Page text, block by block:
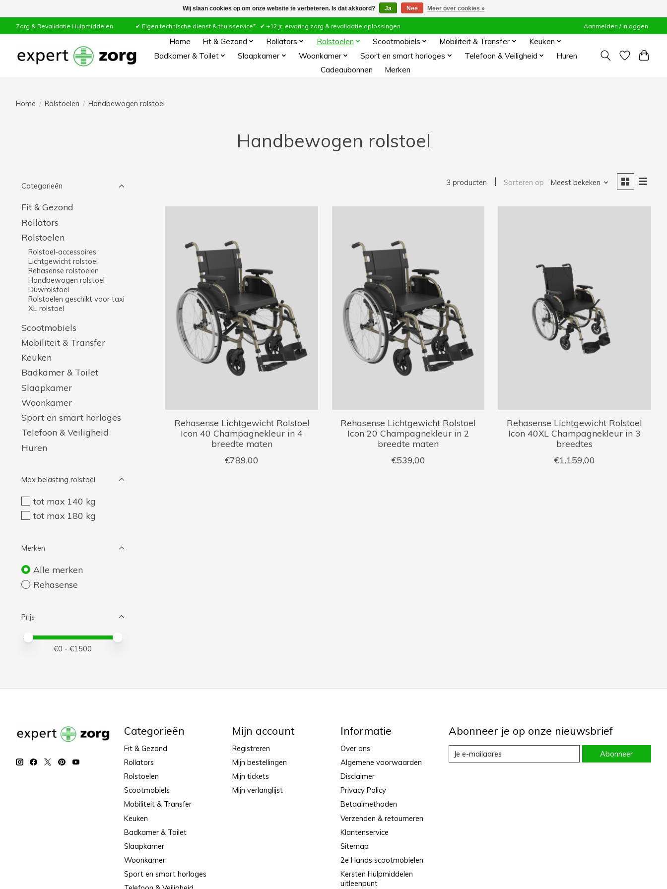
Zorg & Revalidatie Hulpmiddelen ✔ Eigen technische dienst & thuisservice* ✔ +12 jr. ervaring zorg & revalidatie oplossingen Aanmelden / Inloggen
Home Fit & Gezond Rollators Rolstoelen Scootmobiels Mobiliteit & Transfer
Keuken
Badkamer & Toilet
Slaapkamer Woonkamer Sport en smart horloges Telefoon & Veiligheid
Huren
Cadeaubonnen
Merken
Home / Rolstoelen / Handbewogen rolstoel
Handbewogen rolstoel
Categorieën
Fit & Gezond
Rollators
Rolstoelen
Rolstoel-accessoires
Lichtgewicht rolstoel
Rehasense rolstoelen
Handbewogen rolstoel
Duwrolstoel
Rolstoelen geschikt voor taxi
XL rolstoel
Scootmobiels
Mobiliteit & Transfer
Keuken
Badkamer & Toilet
Slaapkamer
Woonkamer
Sport en smart horloges
Telefoon & Veiligheid
Huren
Max belasting rolstoel
tot max 140 kg
tot max 180 kg
Merken
Alle merken
Rehasense
Prijs
Minimale prijswaarde
Price maximum value
€0 - €1500
3 producten Sorteren op Meest bekeken
Rehasense Lichtgewicht Rolstoel
Icon 40 Champagnekleur in 4
breedte maten
€789,00
Rehasense Lichtgewicht Rolstoel
Icon 20 Champagnekleur in 2
breedte maten
€539,00
Rehasense Lichtgewicht Rolstoel
Icon 40XL Champagnekleur in 3
breedtes
€1.159,00
Categorieën
Fit & Gezond
Rollators
Rolstoelen
Scootmobiels
Mobiliteit & Transfer
Keuken
Badkamer & Toilet
Slaapkamer
Woonkamer
Sport en smart horloges
Mijn account
Registreren
Mijn bestellingen
Mijn tickets
Mijn verlanglijst
Informatie
Over ons
Algemene voorwaarden
Disclaimer
Privacy Policy
Betaalmethoden
Verzenden & retourneren
Klantenservice
Sitemap
2e Hands scootmobielen
Kersten Hulpmiddelen
uitleenpunt
Abonneer je op onze nieuwsbrief
Abonneer
Wij slaan cookies op om onze website te verbeteren. Is dat akkoord? Ja Nee Meer over cookies »